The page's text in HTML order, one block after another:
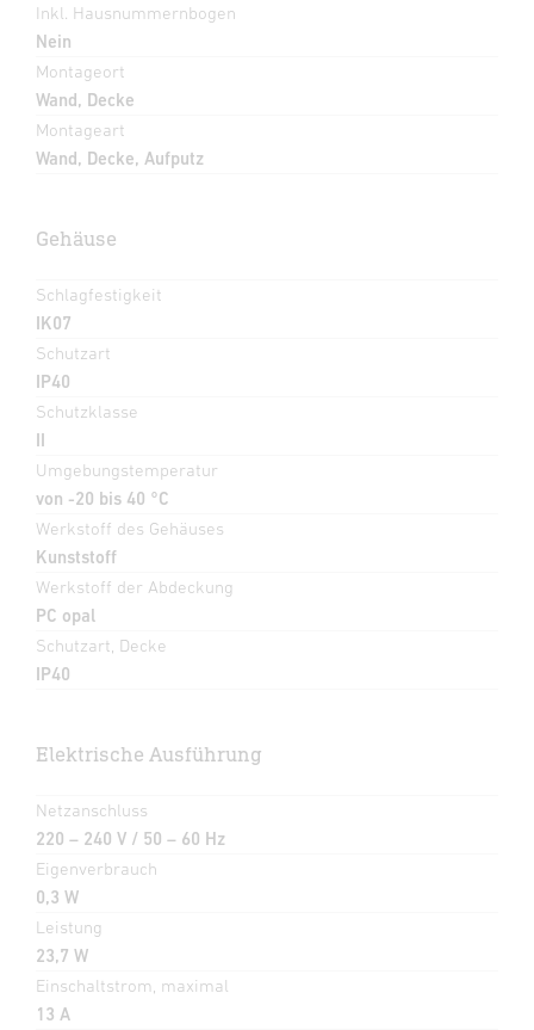
Inkl. Hausnummernbogen
Nein
Montageort
Wand, Decke
Montageart
Wand, Decke, Aufputz
Gehäuse
Schlagfestigkeit
IK07
Schutzart
IP40
Schutzklasse
II
Umgebungstemperatur
von -20 bis 40 °C
Werkstoff des Gehäuses
Kunststoff
Werkstoff der Abdeckung
PC opal
Schutzart, Decke
IP40
Elektrische Ausführung
Netzanschluss
220 – 240 V / 50 – 60 Hz
Eigenverbrauch
0,3 W
Leistung
23,7 W
Einschaltstrom, maximal
13 A